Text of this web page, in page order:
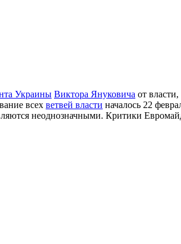
Украины Виктора Януковича от
всех ветвей власти началось 22
неоднозначными. Критики